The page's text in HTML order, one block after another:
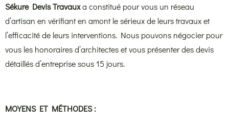
Sékure Devis Travauxa constitué pour vous un réseau
d’artisan en vérifiant en amont le sérieux de leurs travaux et
l’efficacité de leurs interventions. Nous pouvons négocier pour
vous les honoraires d’architectes et vous présenter des devis
détaillés d’entreprise sous 15 jours.
MOYENS ET MÉTHODES :